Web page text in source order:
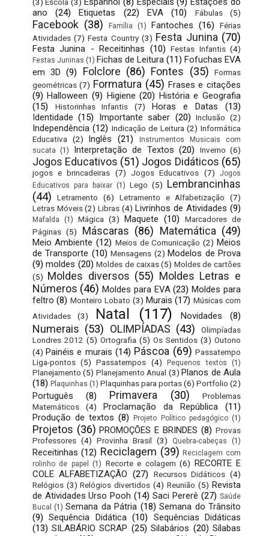
(3) Escola (3)
ano
(24) Etiquetas (22) EVA (10) Fábulas (5)
Facebook (38) Família (1) Fantoches (16)
Férias
Atividades (7) Festa Country (3) Festa Junina (70)
Festa Junina - Receitinhas (10) Festas Infantis (4)
Festas Juninas (1) Fichas de Leitura (11) Fofuchas EVA
em 3D (9) Folclore (86) Fontes (35)
Formas
geométricas (7) Formatura (45) Frases e citações
(9) Halloween (9) Higiene (20) História e Geografia
(15)
Historinhas Infantis (7) Horas e Datas
(13)
Identidade (15) Importante saber (20) Inclusão (2)
Independência (12) Indicação de Leitura (2) Informática
Educativa (2) Inglês (21)
Instrumentos Musicais com
sucata
(1) Interpretação de Textos (20) Inverno (6)
Jogos Educativos (51) Jogos Didáticos (65)
jogos e brincadeiras (7) Jogos Educativos (7)
Jogos
Educativos para baixar (1) Lego (5) Lembrancinhas
(44)
Letramento (6) Letramento e Alfabetização
(7)
Letras Móveis (2) Libras (4) Livrinhos de Atividades (9)
Mafalda (1) Mágica (3) Maquete (10)
Marcadores de
Páginas (5) Máscaras (86) Matemática (49)
Meio Ambiente (12) Meios de Comunicação (2) Meios
de Transporte (10) Mensagens (2) Modelos de Prova
(9) moldes (20) Moldes de caixas (5) Moldes de cartões
(5) Moldes diversos (55) Moldes Letras e
Números (46) Moldes para EVA (23) Moldes para
feltro (8) Monteiro Lobato (3) Murais (17) Músicas com
Atividades
(3) Natal (117) Novidades (8)
Numerais (53) OLIMPÍADAS (43)
Olimpíadas
Londres 2012 (5) Ortografia (5) Os Sentidos (3) Outono
(4) Painéis e murais (14) Páscoa (69) Passatempo
Liga-pontos (5) Passatempos (4) Pequenos textos (1)
Planejamento (5) Planejamento Anual (3) Planos de Aula
(18) Plaquinhas (1) Plaquinhas para portas(6) Portfolio (2)
Português (8) Primavera (30)
Problemas
Matemáticos
(4) Proclamação da República
(11)
Produção de textos (8) Projeto Político pedagógico (1)
Projetos (36) PROMOÇÕES E BRINDES (8) Provas
Professores (4) Provinha Brasil (3) Quebra-cabeças (1)
Receitinhas (12) Reciclagem (39) Reciclagem com
rolinho de papel
(1) Recorte e colagem (6) RECORTE E
COLE ALFABETIZAÇÃO (27) Recursos Didáticos (4)
Relógios (3) Relógios divertidos (4) Reunião (5) Revista
de Atividades Urso Pooh (14) Saci Pererê (27) Saúde
Bucal
(1) Semana da Pátria (18) Semana do Trânsito
(9) Sequência Didática (10)
Sequências Didáticas
(13) SILABÁRIO SCRAP (25) Silabários (20) Sílabas